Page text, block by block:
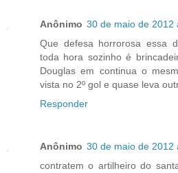
Anônimo 30 de maio de 2012
Que defesa horrorosa essa
toda hora sozinho é
Douglas em continua o
vista no 2º gol e quase leva
Responder
Anônimo 30 de maio de 2012
contratem o artilheiro do